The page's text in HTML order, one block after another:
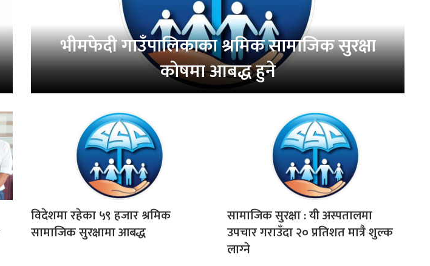
भीमफेदी गाउँपालिकाका श्रमिक सामाजिक सुरक्षा
काेषमा आबद्ध हुने
विदेशमा रहेका ५९ हजार श्रमिक
सामाजिक सुरक्षामा आबद्ध
सामाजिक सुरक्षा : यी अस्पतालमा
उपचार गराउँदा २० प्रतिशत मात्रै शुल्क
लाग्‍ने